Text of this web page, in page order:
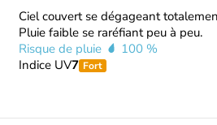
Ciel couvert se dégageant
Pluie faible se raréfiant peu à peu.
Risque de pluie
100 %
Indice UV7 Fort